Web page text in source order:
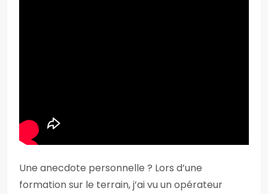
Une anecdote personnelle ? Lors d’une
formation sur le terrain, j’ai vu un opérateur